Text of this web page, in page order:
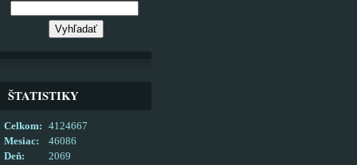
ŠTATISTIKY
Celkom:
4124667
Mesiac:
46086
Deň:
2069